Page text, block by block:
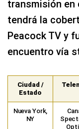
transmisión en
tendrá la
Peacock TV y
encuentro vía
Ciudad /
Estado
Nueva York,
NY